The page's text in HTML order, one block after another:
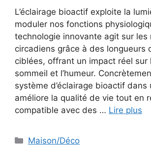
L’éclairage bioactif exploite la
moduler nos fonctions
technologie innovante agit sur les
circadiens grâce à des longueurs
ciblées, offrant un impact réel sur
sommeil et l’humeur.
système d’éclairage bioactif dans
améliore la qualité de vie tout en
compatible avec des … Lire plus
Catégories
Maison/Déco